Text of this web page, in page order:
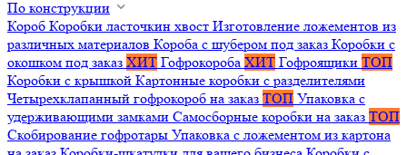
По конструкции
Короб Коробки ласточкин хвост Изготовление ложементов из
различных материалов Короба с шубером под заказ Коробки с
окошком под заказ ХИТ Гофрокороба ХИТ Гофроящики ТОП
Коробки с крышкой Картонные коробки с разделителями
Четырехклапанный гофрокороб на заказ ТОП Упаковка с
удерживающими замками Самосборные коробки на заказ ТОП
Скобирование гофротары Упаковка с ложементом из картона